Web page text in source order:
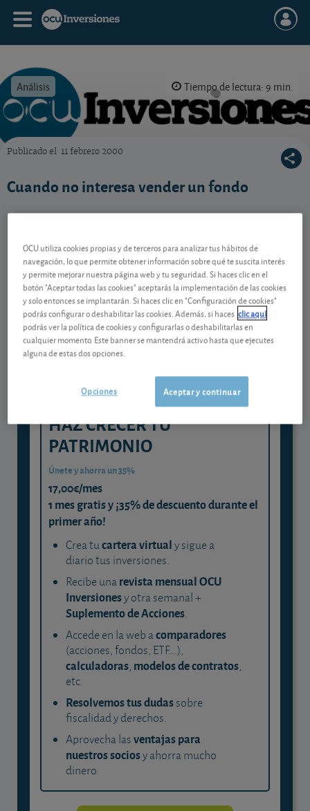
Análisis Tiempo de lectura: 9 min.
Publicado el 11 febrero 2000
Cuando no interesa vender un fondo
Contenido reservado a SOCIOS
Gestiona tu dinero con visión
experta
y consigue que cada euro trabaje
para ti
HAZ CRECER TU
PATRIMONIO
Únete y ahorra un 35%
17,00€/mes
1 mes gratis y ¡35% de descuento durante el
primer año!
Crea tucartera virtualy sigue a
diario tus inversiones.
Recibe unarevista mensual OCU
Inversionesy otra semanal +
Suplemento de Acciones.
Accede en la web acomparadores
(acciones, fondos, ETF...),
calculadoras, modelos de contratos,
etc.
Resolvemos tus dudassobre
fiscalidad y derechos.
Aprovecha lasventajas para
nuestros sociosy ahorra mucho
dinero.
OCU utiliza cookies propias y de terceros para analizar tus hábitos de
navegación, lo que permite obtener información sobre qué te suscita interés
y permite mejorar nuestra página web y tu seguridad. Si haces clic en el
botón "Aceptar todas las cookies" aceptarás la implementación de las cookies
y solo entonces se implantarán. Si haces clic en "Configuración de cookies"
podrás configurar o deshabilitar las cookies. Además, si haces clic aquí
podrás ver la política de cookies y configurarlas o deshabilitarlas en
cualquier momento. Este banner se mantendrá activo hasta que ejecutes
alguna de estas dos opciones.
Aceptar y continuar
Opciones